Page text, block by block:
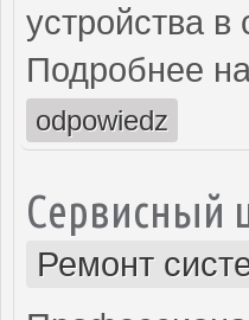
устройства
Подробнее
odpowiedz
Сервисный
Ремонт